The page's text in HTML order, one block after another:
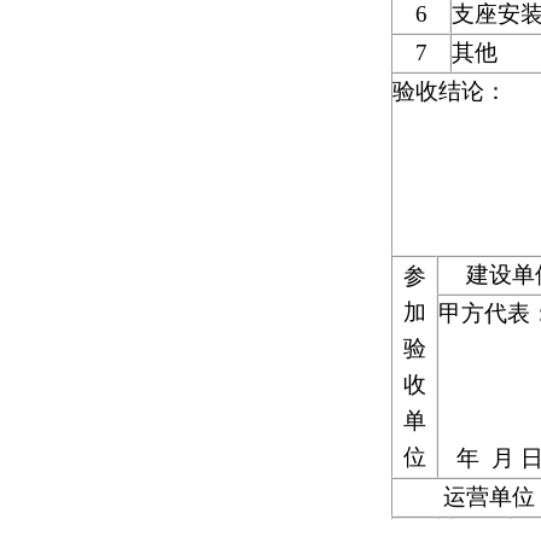
6
支座安
7
其他
验收结论：
参
加
验
收
单
位
建设单
甲方代表
年 月
运营单位